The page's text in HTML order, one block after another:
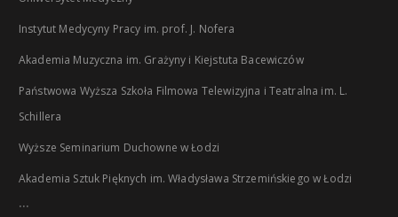
Instytut Medycyny Pracy im. prof. J. Nofera
Akademia Muzyczna im. Grażyny i Kiejstuta Bacewiczów
Państwowa Wyższa Szkoła Filmowa Telewizyjna i Teatralna im. L.
Schillera
Wyższe Seminarium Duchowne w Łodzi
Akademia Sztuk Pięknych im. Władysława Strzemińskiego w Łodzi
...